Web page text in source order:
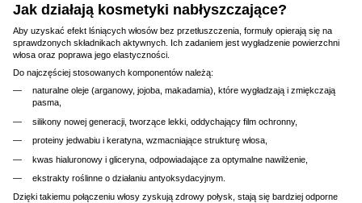
Jak działają kosmetyki nabłyszczające?
Aby uzyskać efekt lśniących włosów bez przetłuszczenia, formuły opierają się na
sprawdzonych składnikach aktywnych. Ich zadaniem jest wygładzenie powierzchni
włosa oraz poprawa jego elastyczności.
Do najczęściej stosowanych komponentów należą:
naturalne oleje (arganowy, jojoba, makadamia), które wygładzają i zmiękczają
pasma,
silikony nowej generacji, tworzące lekki, oddychający film ochronny,
proteiny jedwabiu i keratyna, wzmacniające strukturę włosa,
kwas hialuronowy i gliceryna, odpowiadające za optymalne nawilżenie,
ekstrakty roślinne o działaniu antyoksydacyjnym.
Dzięki takiemu połączeniu włosy zyskują zdrowy połysk, stają się bardziej odporne